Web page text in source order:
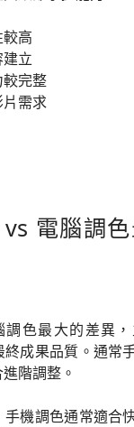
高
立
完整
需求
電腦調
調色最大的差異
成果品質。通常
階調整。
機調色通常適合